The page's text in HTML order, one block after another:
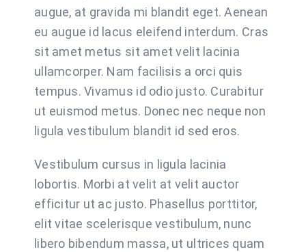
augue, at gravida mi blandit eget. Aenean
eu augue id lacus eleifend interdum. Cras
sit amet metus sit amet velit lacinia
ullamcorper. Nam facilisis a orci quis
tempus. Vivamus id odio justo. Curabitur
ut euismod metus. Donec nec neque non
ligula vestibulum blandit id sed eros.
Vestibulum cursus in ligula lacinia
lobortis. Morbi at velit at velit auctor
efficitur ut ac justo. Phasellus porttitor,
elit vitae scelerisque vestibulum, nunc
libero bibendum massa, ut ultrices quam